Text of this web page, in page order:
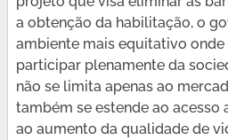
a obtenção da habilitação, o
ambiente mais equitativo
participar plenamente da
não se limita apenas ao
também se estende ao acesso
ao aumento da qualidade de